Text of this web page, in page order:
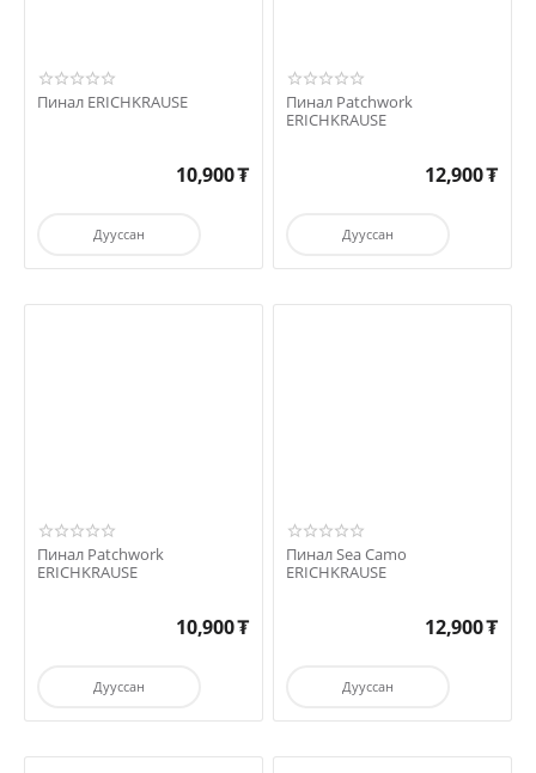
Пинал ERICHKRAUSE
10,900₮
Дууссан
Пинал Patchwork
ERICHKRAUSE
12,900₮
Дууссан
Пинал Patchwork
ERICHKRAUSE
10,900₮
Дууссан
Пинал Sea Camo
ERICHKRAUSE
12,900₮
Дууссан